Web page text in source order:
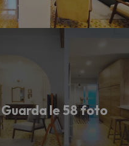
Guarda le 58 foto